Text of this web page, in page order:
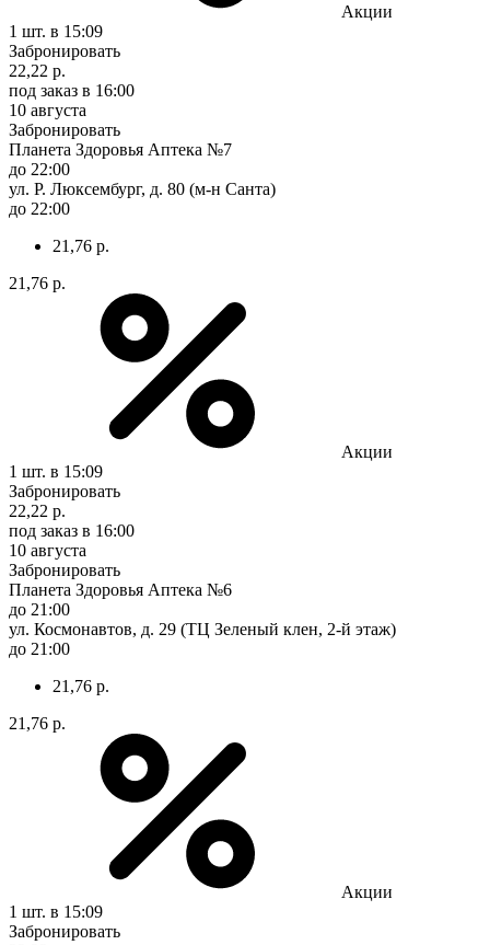
Акции
1 шт. в 15:09
Забронировать
22,22 р.
под заказ в 16:00
10 августа
Забронировать
Планета Здоровья Аптека №7
до 22:00
ул. Р. Люксембург, д. 80 (м-н Санта)
до 22:00
21,76 р.
21,76 р.
Акции
1 шт. в 15:09
Забронировать
22,22 р.
под заказ в 16:00
10 августа
Забронировать
Планета Здоровья Аптека №6
до 21:00
ул. Космонавтов, д. 29 (ТЦ Зеленый клен, 2-й этаж)
до 21:00
21,76 р.
21,76 р.
Акции
1 шт. в 15:09
Забронировать